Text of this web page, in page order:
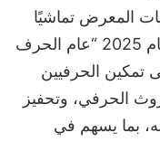
المعرض تماشيًا
مع مبادرة وزارة الثقافة بتخصيص عام 2025 “عام الحرف
تمكين الحرفيين
الحرفي، وتحفيز
بما يسهم في